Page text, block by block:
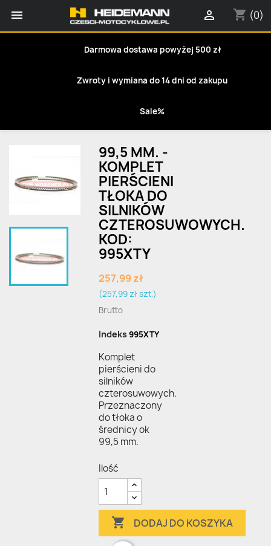
 shopping_cart (0)

Darmowa dostawa powyżej 500 zł
Zwroty i wymiana do 14 dni od zakupu
Sale%
99,5 MM. -
KOMPLET
PIERŚCIENI
TŁOKA DO
SILNIKÓW
CZTEROSUWOWYCH.
KOD:
995XTY
257,99 zł
(257,99 zł szt.)
Brutto
Indeks995XTY
Komplet
pierścieni do
silników
czterosuwowych.
Przeznaczony
do tłoka o
średnicy ok
99,5 mm.
Ilość
 DODAJ DO KOSZYKA